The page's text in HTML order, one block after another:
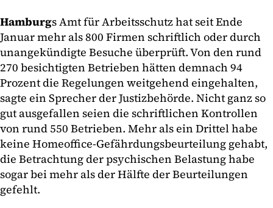
Hamburgs Amt für Arbeitsschutz hat seit Ende
Januar mehr als 800 Firmen schriftlich oder durch
unangekündigte Besuche überprüft. Von den rund
270 besichtigten Betrieben hätten demnach 94
Prozent die Regelungen weitgehend eingehalten,
sagte ein Sprecher der Justizbehörde. Nicht ganz so
gut ausgefallen seien die schriftlichen Kontrollen
von rund 550 Betrieben. Mehr als ein Drittel habe
keine Homeoffice-Gefährdungsbeurteilung gehabt,
die Betrachtung der psychischen Belastung habe
sogar bei mehr als der Hälfte der Beurteilungen
gefehlt.